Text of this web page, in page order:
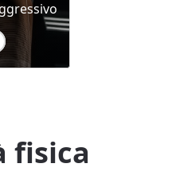
fisica